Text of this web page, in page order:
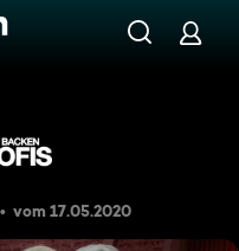
vom 17.05.2020